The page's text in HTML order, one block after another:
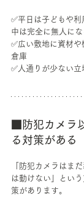
✅平日は子どもや
中は完全に無人に
✅広い敷地に資材や
倉庫
✅人通りが少ない
■防犯カメラ
る対策がある
「防犯カメラはま
は動けない」とい
策があります。